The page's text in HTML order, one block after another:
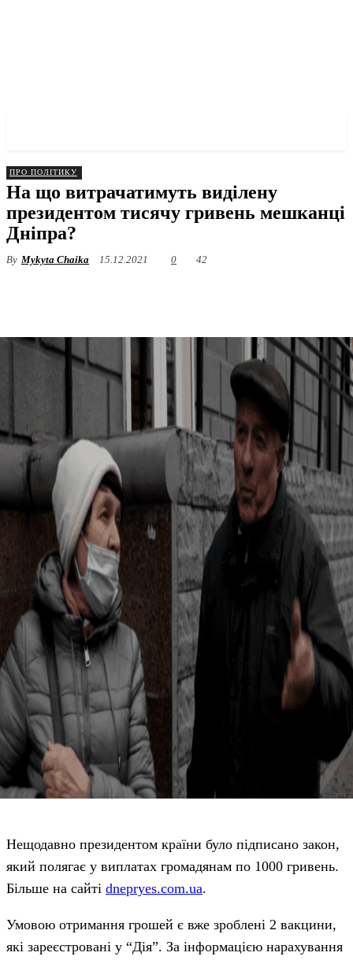
ПРО ПОЛІТИКУ
На що витрачатимуть виділену
президентом тисячу гривень мешканці
Дніпра?
By Mykyta Chaika 15.12.2021 0 42
Нещодавно президентом країни було підписано закон,
який полягає у виплатах громадянам по 1000 гривень.
Більше на сайті dnepryes.com.ua.
Умовою отримання грошей є вже зроблені 2 вакцини,
які зареєстровані у “Дія”. За інформацією нарахування